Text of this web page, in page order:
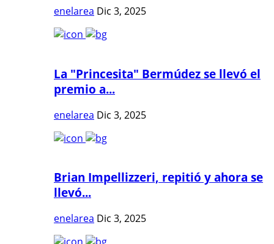
enelarea Dic 3, 2025
La "Princesita" Bermúdez se llevó el
premio a...
enelarea Dic 3, 2025
Brian Impellizzeri, repitió y ahora se
llevó...
enelarea Dic 3, 2025